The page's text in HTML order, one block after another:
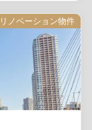
リノベーション物件